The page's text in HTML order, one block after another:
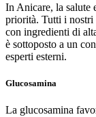
In Anicare, la salute
priorità. Tutti i nostri
con ingredienti di
è sottoposto a un
esperti esterni.
Glucosamina
La glucosamina